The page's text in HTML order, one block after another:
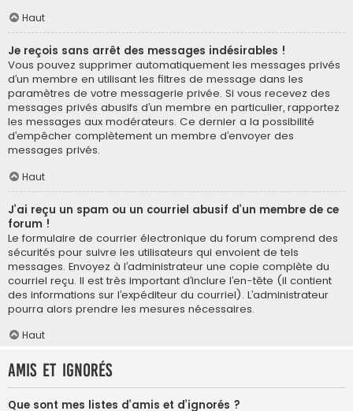
Haut
Je reçois sans arrêt des messages indésirables !
Vous pouvez supprimer automatiquement les messages privés
d’un membre en utilisant les filtres de message dans les
paramètres de votre messagerie privée. Si vous recevez des
messages privés abusifs d’un membre en particulier, rapportez
les messages aux modérateurs. Ce dernier a la possibilité
d’empêcher complètement un membre d’envoyer des
messages privés.
Haut
J’ai reçu un spam ou un courriel abusif d’un membre de ce
forum !
Le formulaire de courrier électronique du forum comprend des
sécurités pour suivre les utilisateurs qui envoient de tels
messages. Envoyez à l’administrateur une copie complète du
courriel reçu. Il est très important d’inclure l’en-tête (il contient
des informations sur l’expéditeur du courriel). L’administrateur
pourra alors prendre les mesures nécessaires.
Haut
Amis et ignorés
Que sont mes listes d’amis et d’ignorés ?